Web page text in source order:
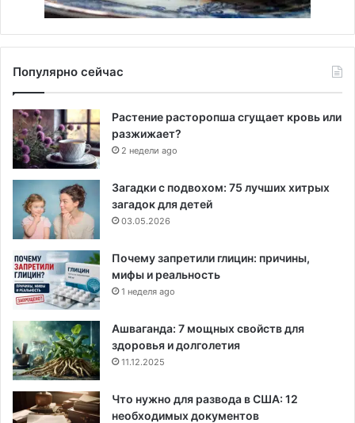
Популярно сейчас
Растение расторопша сгущает кровь или
разжижает?
2 недели ago
Загадки с подвохом: 75 лучших хитрых
загадок для детей
03.05.2026
Почему запретили глицин: причины,
мифы и реальность
1 неделя ago
Ашваганда: 7 мощных свойств для
здоровья и долголетия
11.12.2025
Что нужно для развода в США: 12
необходимых документов